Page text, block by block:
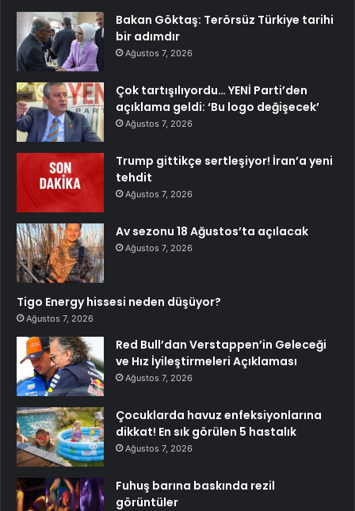
Bakan Göktaş: Terörsüz Türkiye tarihi
bir adımdır
Ağustos 7, 2026
Çok tartışılıyordu… YENİ Parti’den
açıklama geldi: ‘Bu logo değişecek’
Ağustos 7, 2026
Trump gittikçe sertleşiyor! İran’a yeni
tehdit
Ağustos 7, 2026
Av sezonu 18 Ağustos’ta açılacak
Ağustos 7, 2026
Tigo Energy hissesi neden düşüyor?
Ağustos 7, 2026
Red Bull’dan Verstappen’in Geleceği
ve Hız İyileştirmeleri Açıklaması
Ağustos 7, 2026
Çocuklarda havuz enfeksiyonlarına
dikkat! En sık görülen 5 hastalık
Ağustos 7, 2026
Fuhuş barına baskında rezil
görüntüler